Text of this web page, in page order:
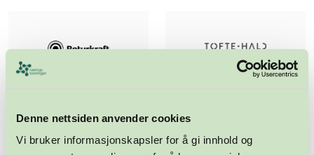
Denne nettsiden anvender cookies
Vi bruker informasjonskapsler for å gi innhold og